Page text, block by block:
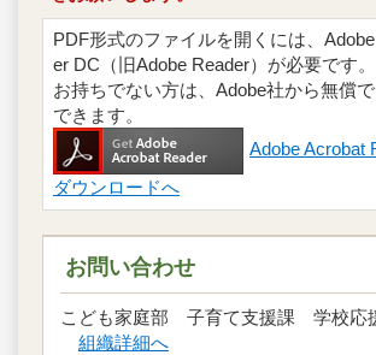
PDF形式のファイルを開くには、
er DC（旧Adobe Reader）が必要です。
お持ちでない方は、Adobe社から無償
できます。
Adobe Acrobat
ダウンロードへ
お問い合わせ
こども家庭部 子育て支援課 学校応
組織詳細へ